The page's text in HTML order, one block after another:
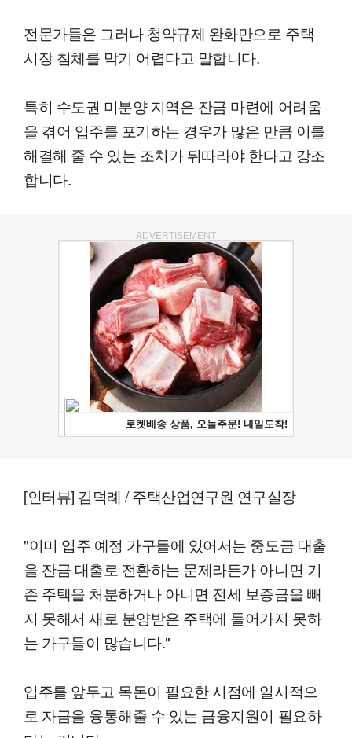
전문가들은 그러나 청약규제 완화만으로 주택
시장 침체를 막기 어렵다고 말합니다.
특히 수도권 미분양 지역은 잔금 마련에 어려움
을 겪어 입주를 포기하는 경우가 많은 만큼 이를
해결해 줄 수 있는 조치가 뒤따라야 한다고 강조
합니다.
ADVERTISEMENT
[인터뷰] 김덕례 / 주택산업연구원 연구실장
"이미 입주 예정 가구들에 있어서는 중도금 대출
을 잔금 대출로 전환하는 문제라든가 아니면 기
존 주택을 처분하거나 아니면 전세 보증금을 빼
지 못해서 새로 분양받은 주택에 들어가지 못하
는 가구들이 많습니다."
입주를 앞두고 목돈이 필요한 시점에 일시적으
로 자금을 융통해줄 수 있는 금융지원이 필요하